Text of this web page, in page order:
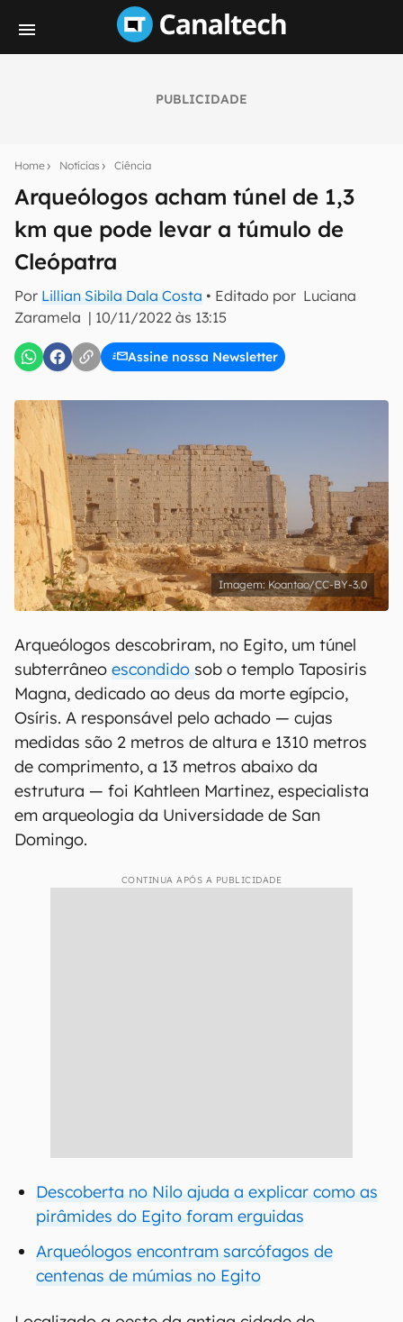
PUBLICIDADE
Home Notícias Ciência
Arqueólogos acham túnel de 1,3
km que pode levar a túmulo de
Cleópatra
Por Lillian Sibila Dala Costa • Editado por Luciana
Zaramela | 10/11/2022 às 13:15
Assine nossa Newsletter
notícias e reviews sobre tecnologia em primeira
E-mail
inscreva-se
Confirmo que li, aceito e concordo com os Termos de
Uso e Política de Privacidade do Canaltech.
Koantao/CC-BY-3.0
Arqueólogos descobriram, no Egito, um túnel
subterrâneo escondido sob o templo Taposiris
Magna, dedicado ao deus da morte egípcio,
Osíris. A responsável pelo achado — cujas
medidas são 2 metros de altura e 1310 metros
de comprimento, a 13 metros abaixo da
estrutura — foi Kahtleen Martinez, especialista
em arqueologia da Universidade de San
Domingo.
CONTINUA APÓS A PUBLICIDADE
Descoberta no Nilo ajuda a explicar como as
pirâmides do Egito foram erguidas
Arqueólogos encontram sarcófagos de
centenas de múmias no Egito